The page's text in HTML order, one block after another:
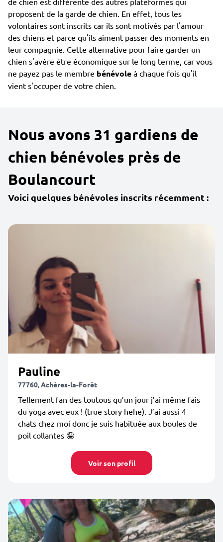
proposent de la garde de chien. En effet, tous les
volontaires sont inscrits car ils sont motivés par l'amour
des chiens et parce qu'ils aiment passer des moments en
leur compagnie. Cette alternative pour faire garder un
chien s'avère être économique sur le long terme, car vous
ne payez pas le membre bénévole à chaque fois qu'il
vient s'occuper de votre chien.
Nous avons 31 gardiens de
chien bénévoles près de
Boulancourt
Voici quelques bénévoles inscrits récemment :
Pauline
77760, Achères-la-Forêt
Tellement fan des toutous qu’un jour j’ai même fais
du yoga avec eux ! (true story hehe). J’ai aussi 4
chats chez moi donc je suis habituée aux boules de
poil collantes 🤪
Voir son profil